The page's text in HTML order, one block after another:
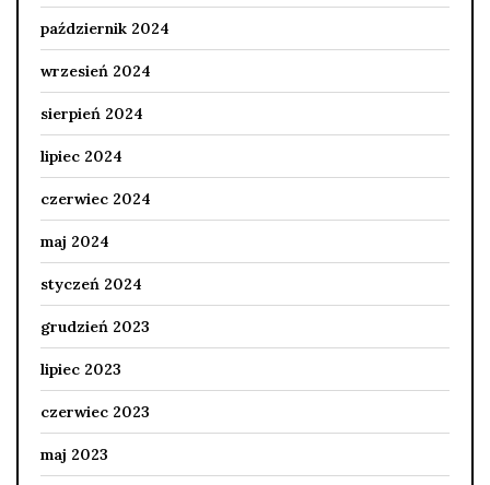
październik 2024
wrzesień 2024
sierpień 2024
lipiec 2024
czerwiec 2024
maj 2024
styczeń 2024
grudzień 2023
lipiec 2023
czerwiec 2023
maj 2023